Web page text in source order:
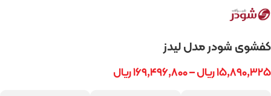
کفشوی شودر مدل لیدز
۱۵,۸۹۰,۳۲۵ریال–۱۶۹,۴۹۶,۸۰۰ریال